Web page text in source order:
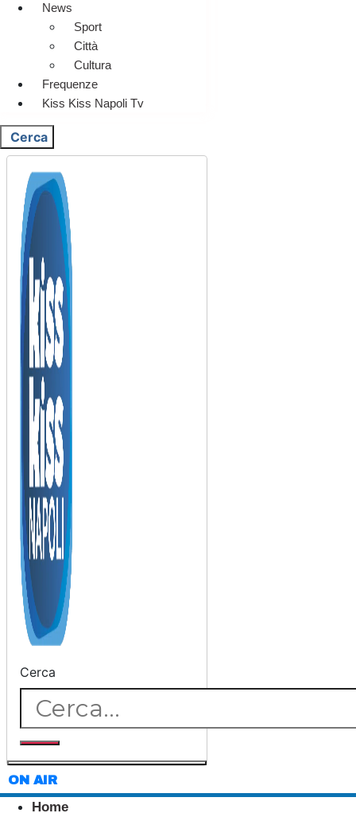
News
Sport
Città
Cultura
Frequenze
Kiss Kiss Napoli Tv
Cerca
Cerca
ON AIR
Home